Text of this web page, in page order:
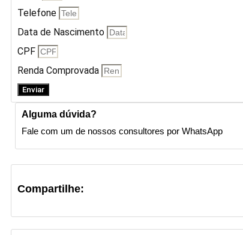
Telefone
Data de Nascimento
CPF
Renda Comprovada
Enviar
Alguma dúvida?
Fale com um de nossos consultores por WhatsApp
Compartilhe: